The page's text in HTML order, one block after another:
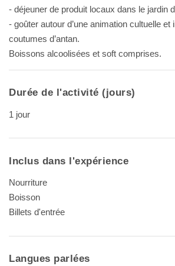
- déjeuner de produit locaux dans le jardin
- goûter autour d’une animation cultuelle et
coutumes d’antan.
Boissons alcoolisées et soft comprises.
Durée de l'activité (jours)
1 jour
Inclus dans l'expérience
Nourriture
Boisson
Billets d'entrée
Langues parlées